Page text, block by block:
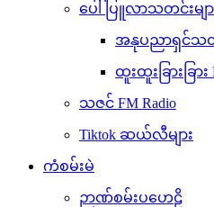
ပေါ်ပြူလာသတင်းမျာ
အနုပညာရှင်သတ
ထူးထူးခြားခြာ
သဇင် FM Radio
Tiktok ဆယ်လီများ
ကံစမ်းမဲ
ဉာဏ်စမ်းပဟေဠိ